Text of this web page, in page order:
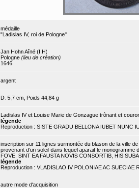
médaille
"Ladislas IV, roi de Pologne"
Jan Hohn Aîné (I.H)
Pologne (lieu de création)
1646
argent
D. 5,7 cm, Poids 44,84 g
Ladislas IV et Louise Marie de Gonzague trônant et
légende
Reproduction : SISTE GRADU BELLONA IUBET NUNC
inscription sur 11 lignes surmontée du blason de la ville
provenant d’un soleil dans lequel aparait le monogramme
FOVE. SINT EA FAUSTA NOVIS CONSORTIB, HIS
légende
Reproduction : VLADISLAO IV POLONIAE AC
autre mode d'acquisition